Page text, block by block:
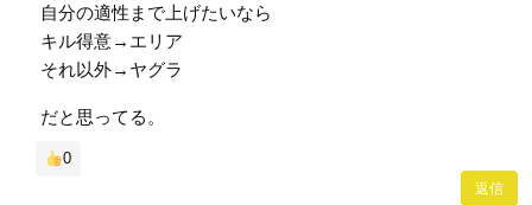
自分の適性まで上げたいなら
キル得意→エリア
それ以外→ヤグラ
だと思ってる。
0
返信